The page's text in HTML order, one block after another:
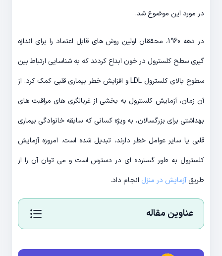
در مورد این موضوع شد.
در دهه 1960، محققان اولین روش های قابل اعتماد را برای اندازه
گیری سطح کلسترول در خون ابداع کردند که به شناسایی ارتباط بین
سطوح بالای کلسترول LDL و افزایش خطر بیماری قلبی کمک کرد. از
آن زمان، آزمایش کلسترول به بخشی از غربالگری های مراقبت های
بهداشتی برای بزرگسالان، به ویژه کسانی که سابقه خانوادگی بیماری
قلبی یا سایر عوامل خطر دارند، تبدیل شده است. امروزه آزمایش
کلسترول به طور گسترده ای در دسترس است و می توان آن را از
طریق آزمایش در منزل انجام داد.
عناوین مقاله